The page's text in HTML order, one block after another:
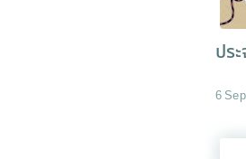
ปร
6